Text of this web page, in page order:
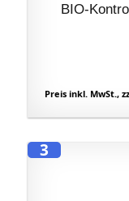
BIO-
Preis inkl. MwSt.,
3